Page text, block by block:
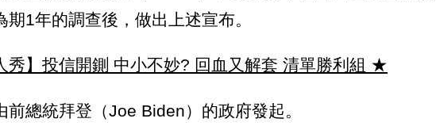
期1年的調查後，做出上述宣布。
】投信開鍘 中小不妙? 回血又解套 清單勝利組 ★
前總統拜登（Joe Biden）的政府發起。